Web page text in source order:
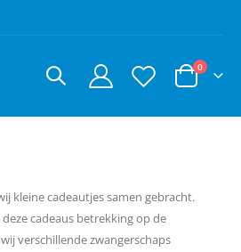
Cart
0
kleine cadeautjes samen gebracht.
cadeaus betrekking op de
verschillende zwangerschaps